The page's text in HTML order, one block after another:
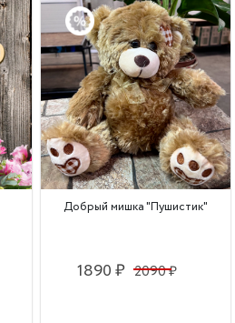
Добрый мишка "Пушистик"
1890 ₽ 2090 ₽